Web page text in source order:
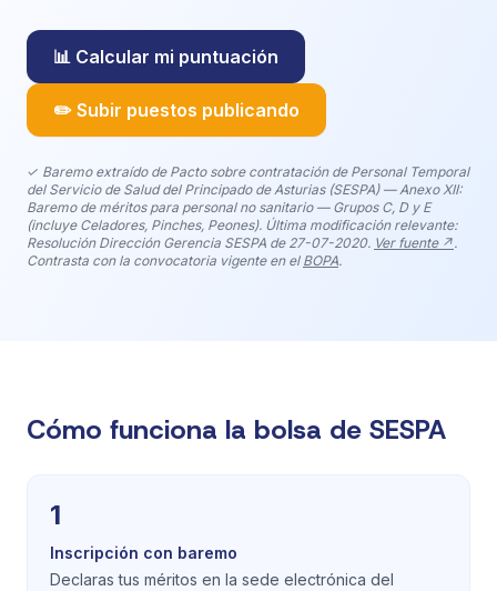
📊 Calcular mi puntuación
✏️ Subir puestos publicando
✓ Baremo extraído de Pacto sobre contratación de Personal Temporal
del Servicio de Salud del Principado de Asturias (SESPA) — Anexo XII:
Baremo de méritos para personal no sanitario — Grupos C, D y E
(incluye Celadores, Pinches, Peones). Última modificación relevante:
Resolución Dirección Gerencia SESPA de 27-07-2020. Ver fuente ↗.
Contrasta con la convocatoria vigente en el BOPA.
Cómo funciona la bolsa de SESPA
1
Inscripción con baremo
Declaras tus méritos en la sede electrónica del